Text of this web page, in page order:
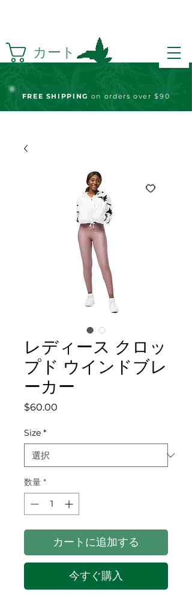
カート
FREE SHIPPING on orders over $90
レディース クロッ
プド ウインドブレ
ーカー
$60.00
Size *
数量 *
カートに追加する
今すぐ購入